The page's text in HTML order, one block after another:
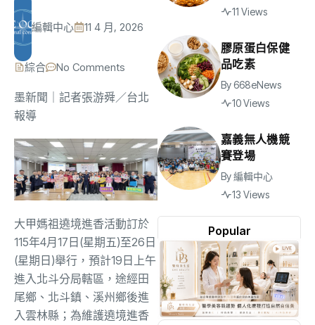
編輯中心 11 4 月, 2026
綜合 No Comments
墨新聞 ｜記者張游舜／台北
報導
大甲媽祖遶境進香活動訂於
115年4月17日(星期五)至26日
(星期日)舉行，預計19日上午
進入北斗分局轄區，途經田
尾鄉、北斗鎮、溪州鄉後進
入雲林縣；為維護遶境進香
Popular
11 Views
膠原蛋白保健
品吃素
By668eNews
10 Views
嘉義無人機競
賽登場
By編輯中心
13 Views